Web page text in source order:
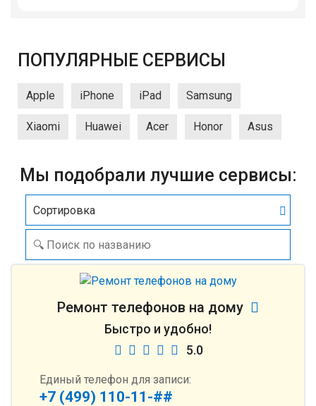
ПОПУЛЯРНЫЕ СЕРВИСЫ
Apple iPhone iPad Samsung
Xiaomi Huawei Acer Honor Asus
Мы подобрали лучшие сервисы:
Сортировка
Ремонт телефонов на дому
Быстро и удобно!
5.0
Единый телефон для записи:
+7 (499) 110-11-##